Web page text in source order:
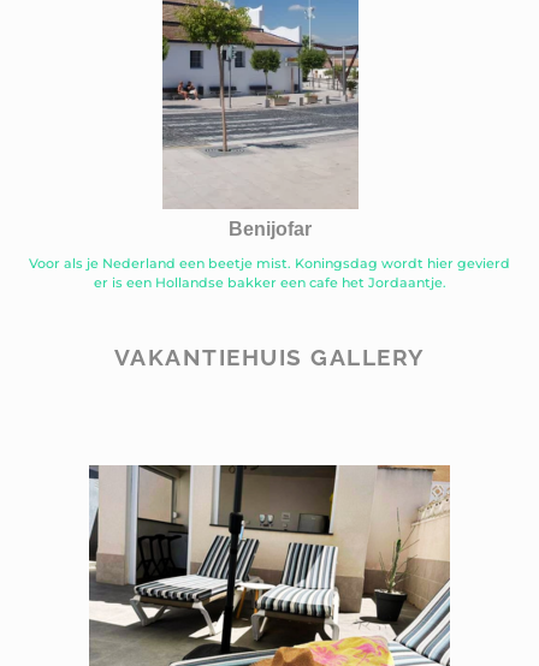
Benijofar
Voor als je Nederland een beetje mist. Koningsdag wordt hier gevierd
er is een Hollandse bakker een cafe het Jordaantje.
VAKANTIEHUIS GALLERY